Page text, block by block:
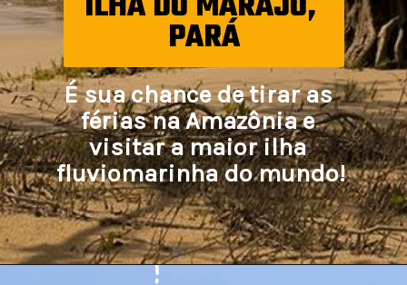
ILHA DO MARAJÓ,
PARÁ
É sua chance de tirar as
férias na Amazônia e
visitar a maior ilha
fluviomarinha do mundo!